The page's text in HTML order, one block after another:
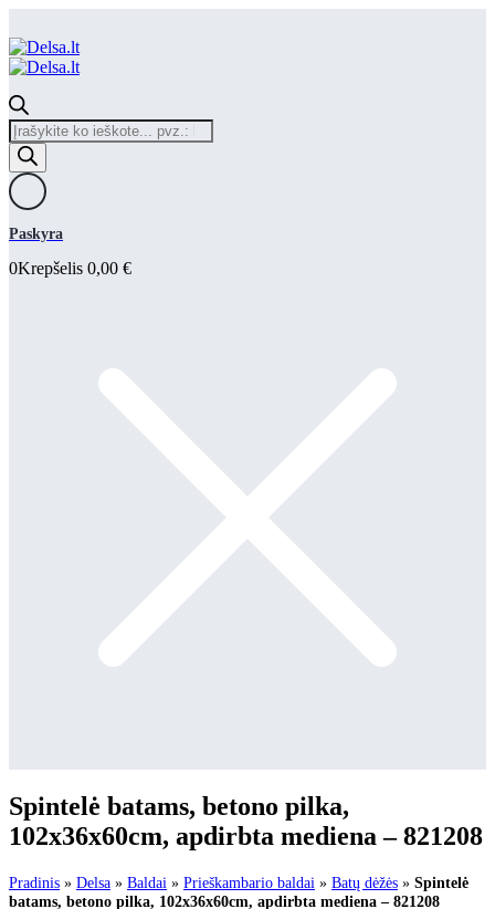
Products
search
Paskyra
0Krepšelis 0,00 €
Spintelė batams, betono pilka,
102x36x60cm, apdirbta mediena – 821208
Pradinis » Delsa » Baldai » Prieškambario baldai » Batų dėžės » Spintelė
batams, betono pilka, 102x36x60cm, apdirbta mediena – 821208